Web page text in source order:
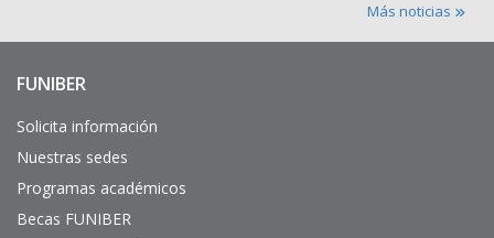
Más noticias
Enlaces
interés
FUNIBER
Solicita información
Nuestras sedes
Programas académicos
Becas FUNIBER